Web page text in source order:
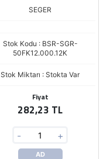
SEGER
Stok Kodu : BSR-SGR-
50FK12.000.12K
Stok Miktarı : Stokta Var
Fiyat
282,23 TL
- +
AD